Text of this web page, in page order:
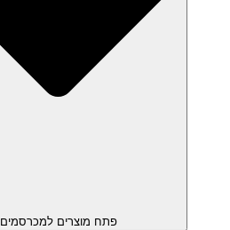
פתח מוצרים למכרסמים